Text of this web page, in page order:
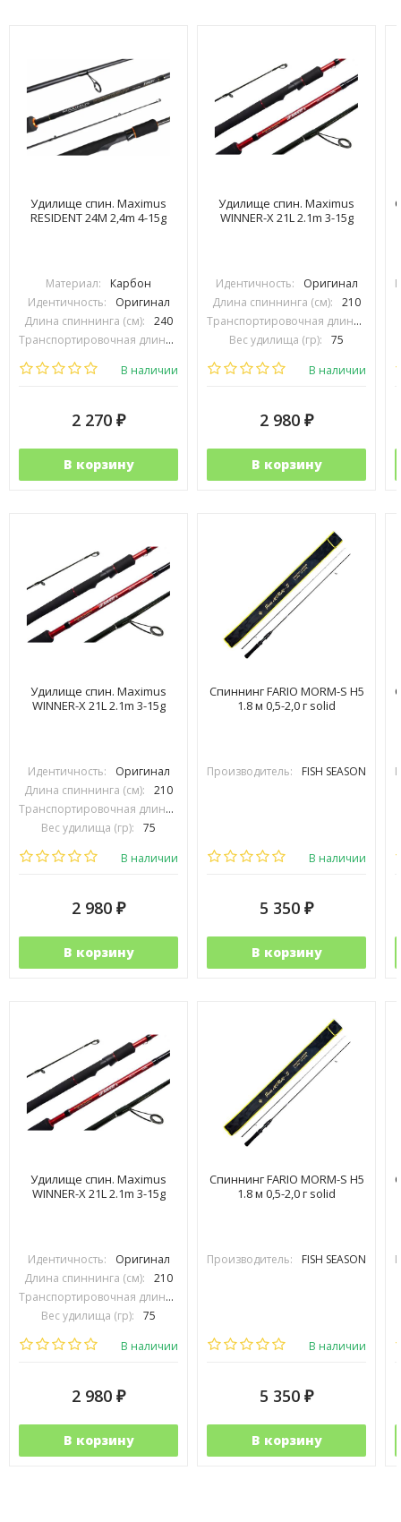
Удилище спин. Maximus
RESIDENT 24M 2,4m 4-15g
Материал:
Карбон
Идентичность:
Оригинал
Длина спиннинга (см):
240
Транспортировочная длина (см):
Вес удилища (гр):
В наличии
2 270 ₽
В корзину
Удилище спин. Maximus
WINNER-X 21L 2.1m 3-15g
Идентичность:
Оригинал
Длина спиннинга (см):
210
Транспортировочная длина (см):
Вес удилища (гр):
75
Тест (гр):
В наличии
2 980 ₽
В корзину
Удилище спин. Maximus
WINNER-X 21L 2.1m 3-15g
Идентичность:
Оригинал
Длина спиннинга (см):
210
Транспортировочная длина (см):
Вес удилища (гр):
75
Тест (гр):
В наличии
2 980 ₽
В корзину
Спиннинг FARIO MORM-S H5
1.8 м 0,5-2,0 г solid
Производитель: FISH SEASON
В наличии
5 350 ₽
В корзину
Удилище спин. Maximus
WINNER-X 21L 2.1m 3-15g
Идентичность:
Оригинал
Длина спиннинга (см):
210
Транспортировочная длина (см):
Вес удилища (гр):
75
Тест (гр):
В наличии
2 980 ₽
В корзину
Спиннинг FARIO MORM-S H5
1.8 м 0,5-2,0 г solid
Производитель: FISH SEASON
В наличии
5 350 ₽
В корзину